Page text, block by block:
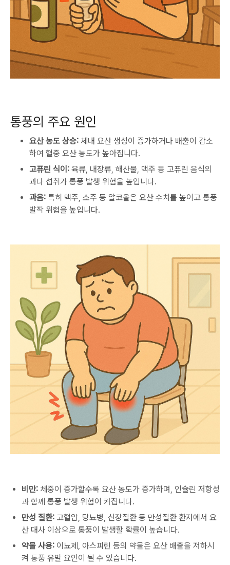
통풍의 주요 원인
요산 농도 상승: 체내 요산 생성이 증가하거나 배출이 감소
하여 혈중 요산 농도가 높아집니다.
고퓨린 식이: 육류, 내장류, 해산물, 맥주 등 고퓨린 음식의
과다 섭취가 통풍 발생 위험을 높입니다.
과음: 특히 맥주, 소주 등 알코올은 요산 수치를 높이고 통풍
발작 위험을 높입니다.
비만: 체중이 증가할수록 요산 농도가 증가하며, 인슐린 저항성
과 함께 통풍 발생 위험이 커집니다.
만성 질환: 고혈압, 당뇨병, 신장질환 등 만성질환 환자에서 요
산 대사 이상으로 통풍이 발생할 확률이 높습니다.
약물 사용: 이뇨제, 아스피린 등의 약물은 요산 배출을 저하시
켜 통풍 유발 요인이 될 수 있습니다.